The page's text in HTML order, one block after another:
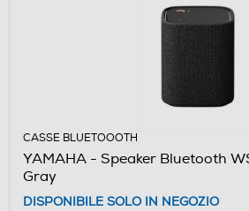
CASSE BLUETOOOTH
YAMAHA - Speaker Bluetooth
Gray
DISPONIBILE SOLO IN NEGOZIO